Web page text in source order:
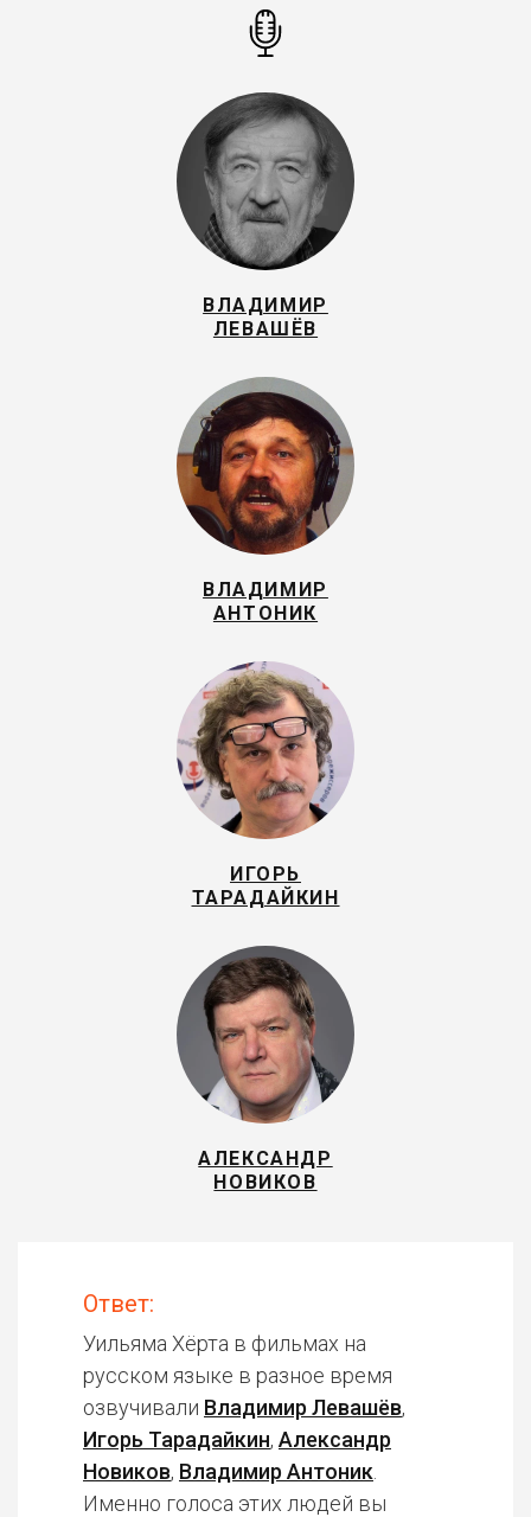
ВЛАДИМИР
ЛЕВАШЁВ
ВЛАДИМИР
АНТОНИК
ИГОРЬ
ТАРАДАЙКИН
АЛЕКСАНДР
НОВИКОВ
Ответ:
Уильяма Хёрта в фильмах на
русском языке в разное время
озвучивали Владимир Левашёв,
Игорь Тарадайкин, Александр
Новиков, Владимир Антоник
Именно голоса этих людей вы